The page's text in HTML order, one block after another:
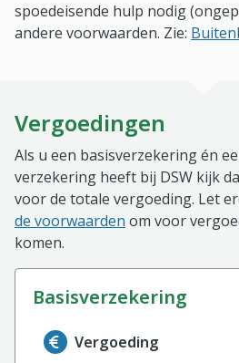
spoedeisende hulp nodig
andere voorwaarden. Zie:
Vergoedingen
Als u een basisverzekering én
verzekering heeft bij DSW kijk
voor de totale vergoeding. Let
de voorwaarden om voor
komen.
basisverzekering
Informatie over de
Vergoeding